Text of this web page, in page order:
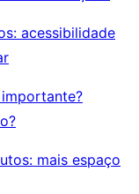
acessibilidade
mais espaço